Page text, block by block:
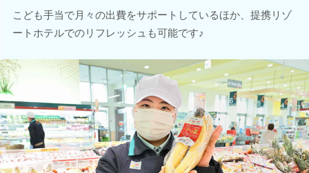
こども手当で月々の出費をサポートしているほか、提携リゾ
ートホテルでのリフレッシュも可能です♪